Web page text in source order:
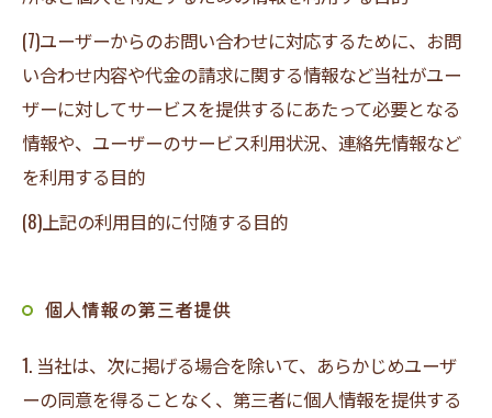
(7)ユーザーからのお問い合わせに対応するために、お問
い合わせ内容や代金の請求に関する情報など当社がユー
ザーに対してサービスを提供するにあたって必要となる
情報や、ユーザーのサービス利用状況、連絡先情報など
を利用する目的
(8)上記の利用目的に付随する目的
個人情報の第三者提供
1. 当社は、次に掲げる場合を除いて、あらかじめユーザ
ーの同意を得ることなく、第三者に個人情報を提供する